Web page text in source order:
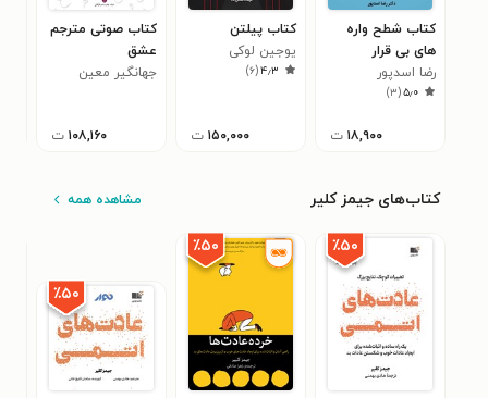
کتاب شطح واره
های بی قرار
رضا اسدپور
۵٫۰(۳)
۱۸,۹۰۰ ت
کتاب پیلتن
یوجین لوکی
۴٫۳(۶)
۱۵۰,۰۰۰ ت
کتاب صوتی مترجم
عشق
جهانگیر معین
۱۰۸,۱۶۰ ت
کتاب‌های جیمز کلیر مشاهده همه
٪۵۰ ٪۵۰
٪۵۰